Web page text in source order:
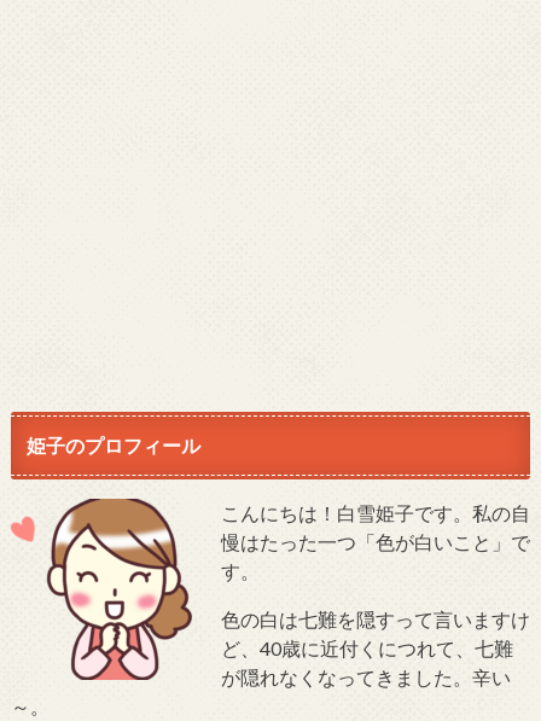
姫子のプロフィール
こんにちは！白雪姫子です。私の自
慢はたった一つ「色が白いこと」で
す。
色の白は七難を隠すって言いますけ
ど、40歳に近付くにつれて、七難
が隠れなくなってきました。辛い
～。